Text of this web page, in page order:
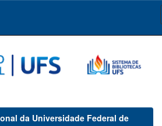
da Universidade Federal de